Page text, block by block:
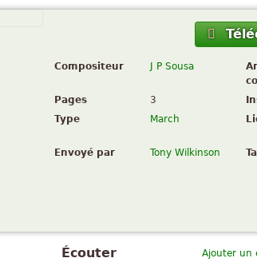
Compositeur J P Sousa
Pages
3
Type
March
Envoyé par Tony Wilkinson
Ajouter un
Écouter